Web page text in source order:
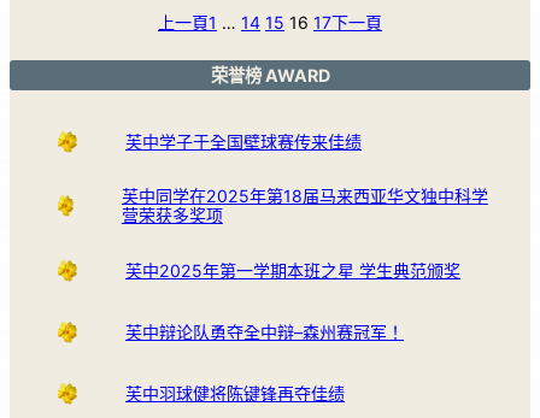
上一頁1 … 14 15 16 17下一頁
荣誉榜 AWARD
芙中学子于全国壁球赛传来佳绩
芙中同学在2025年第18届马来西亚华文独中科学
营荣获多奖项
芙中2025年第一学期本班之星 学生典范颁奖
芙中辩论队勇夺全中辩–森州赛冠军！
芙中羽球健将陈键锋再夺佳绩